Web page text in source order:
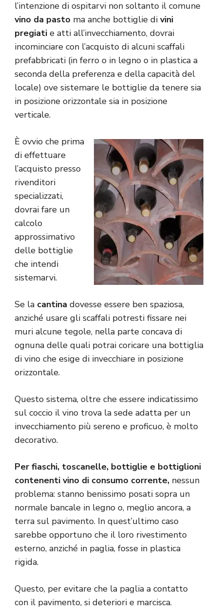
l’intenzione di ospitarvi non soltanto il comune
vino da pasto ma anche bottiglie di vini
pregiati e atti all’invecchiamento, dovrai
incominciare con l’acquisto di alcuni scaffali
prefabbricati (in ferro o in legno o in plastica a
seconda della preferenza e della capacità del
locale) ove sistemare le bottiglie da tenere sia
in posizione orizzontale sia in posizione
verticale.
È ovvio che prima
di effettuare
l’acquisto presso
rivenditori
specializzati,
dovrai fare un
calcolo
approssimativo
delle bottiglie
che intendi
sistemarvi.
Se la cantina dovesse essere ben spaziosa,
anziché usare gli scaffali potresti fissare nei
muri alcune tegole, nella parte concava di
ognuna delle quali potrai coricare una bottiglia
di vino che esige di invecchiare in posizione
orizzontale.
Questo sistema, oltre che essere indicatissimo
sul coccio il vino trova la sede adatta per un
invecchiamento più sereno e proficuo, è molto
decorativo.
Per fiaschi, toscanelle, bottiglie e bottiglioni
contenenti vino di consumo corrente, nessun
problema: stanno benissimo posati sopra un
normale bancale in legno o, meglio ancora, a
terra sul pavimento. In quest’ultimo caso
sarebbe opportuno che il loro rivestimento
esterno, anziché in paglia, fosse in plastica
rigida.
Questo, per evitare che la paglia a contatto
con il pavimento, si deteriori e marcisca.